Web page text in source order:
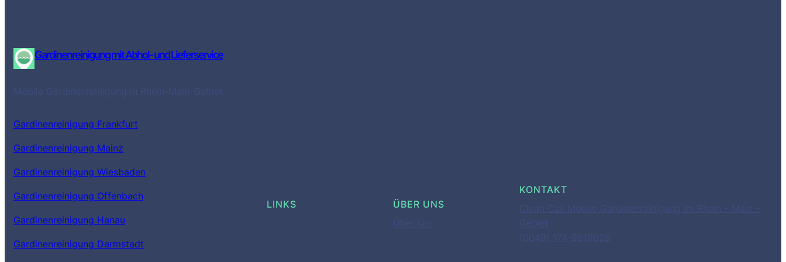
Gardinenreinigung mit Abhol- und Lieferservice
Mobile Gardinenreinigung in Rhein-Main-Gebiet
Gardinenreinigung Frankfurt
Gardinenreinigung Mainz
Gardinenreinigung Wiesbaden
Gardinenreinigung Offenbach
Gardinenreinigung Hanau
Gardinenreinigung Darmstadt
LINKS
ÜBER UNS
Über uns
KONTAKT
Clean Call Mobile Gardinenreinigung im Rhein – Main –
Gebiet
(0049) 174-9619628